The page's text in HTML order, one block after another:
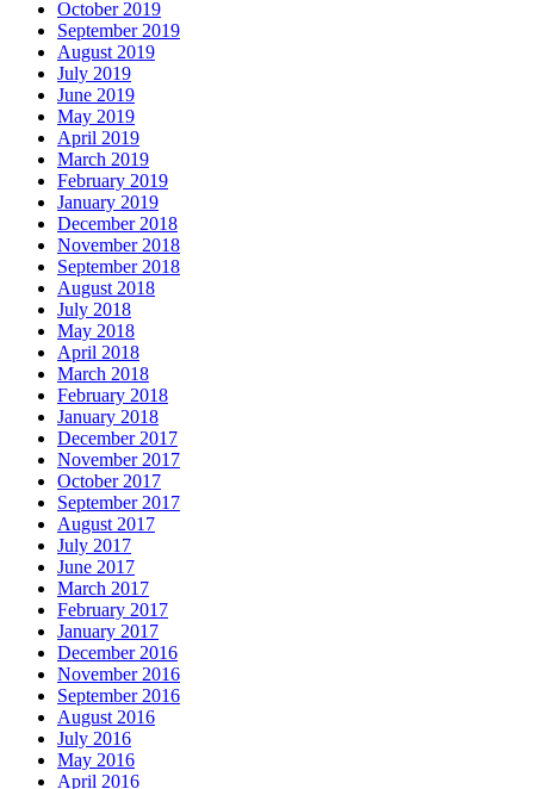
October 2019
September 2019
August 2019
July 2019
June 2019
May 2019
April 2019
March 2019
February 2019
January 2019
December 2018
November 2018
September 2018
August 2018
July 2018
May 2018
April 2018
March 2018
February 2018
January 2018
December 2017
November 2017
October 2017
September 2017
August 2017
July 2017
June 2017
March 2017
February 2017
January 2017
December 2016
November 2016
September 2016
August 2016
July 2016
May 2016
April 2016